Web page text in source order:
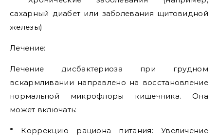
сахарный диабет или заболевания щитовидной
железы)
Лечение:
Лечение дисбактериоза при грудном
вскармливании направлено на восстановление
нормальной микрофлоры кишечника. Она
может включать:
* Коррекцию рациона питания: Увеличение